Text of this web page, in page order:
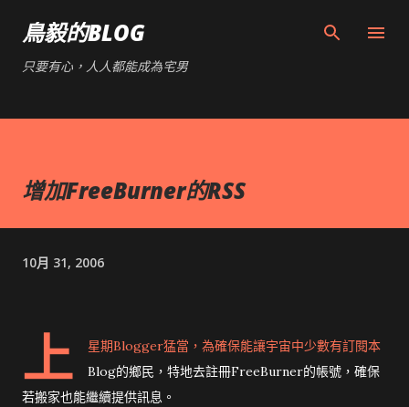
鳥毅的BLOG
只要有心，人人都能成為宅男
增加FreeBurner的RSS
10月 31, 2006
上
星期Blogger猛當，為確保能讓宇宙中少數有訂閱本
Blog的鄉民，特地去註冊FreeBurner的帳號，確保
若搬家也能繼續提供訊息。